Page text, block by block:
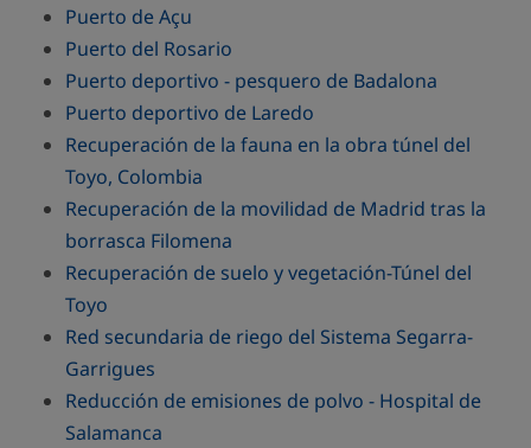
Puerto de Açu
Puerto del Rosario
Puerto deportivo - pesquero de Badalona
Puerto deportivo de Laredo
Recuperación de la fauna en la obra túnel del
Toyo, Colombia
Recuperación de la movilidad de Madrid tras la
borrasca Filomena
Recuperación de suelo y vegetación-Túnel del
Toyo
Red secundaria de riego del Sistema Segarra-
Garrigues
Reducción de emisiones de polvo - Hospital de
Salamanca